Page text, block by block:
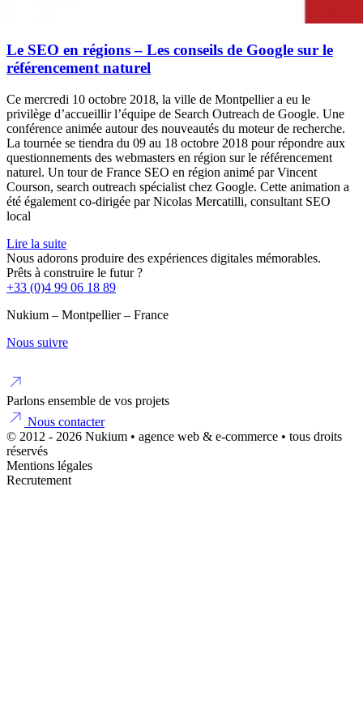
Le SEO en régions – Les conseils de Google sur le
référencement naturel
Ce mercredi 10 octobre 2018, la ville de Montpellier a eu le
privilège d’accueillir l’équipe de Search Outreach de Google. Une
conférence animée autour des nouveautés du moteur de recherche.
La tournée se tiendra du 09 au 18 octobre 2018 pour répondre aux
questionnements des webmasters en région sur le référencement
naturel. Un tour de France SEO en région animé par Vincent
Courson, search outreach spécialist chez Google. Cette animation a
été également co-dirigée par Nicolas Mercatilli, consultant SEO
local
Lire la suite
Nous adorons produire des expériences digitales mémorables.
Prêts à construire le futur ?
+33 (0)4 99 06 18 89
Nukium – Montpellier – France
Nous suivre
Parlons ensemble de vos projets
Nous contacter
© 2012 - 2026 Nukium • agence web & e-commerce • tous droits
réservés
Mentions légales
Recrutement